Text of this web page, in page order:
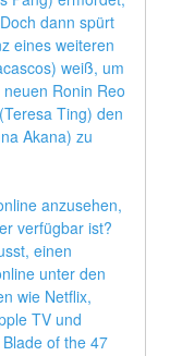
dann spürt
eines weiteren
weiß, um
Ronin Reo
Ting) den
Akana) zu
anzusehen,
verfügbar ist?
einen
unter den
wie Netflix,
TV und
of the 47